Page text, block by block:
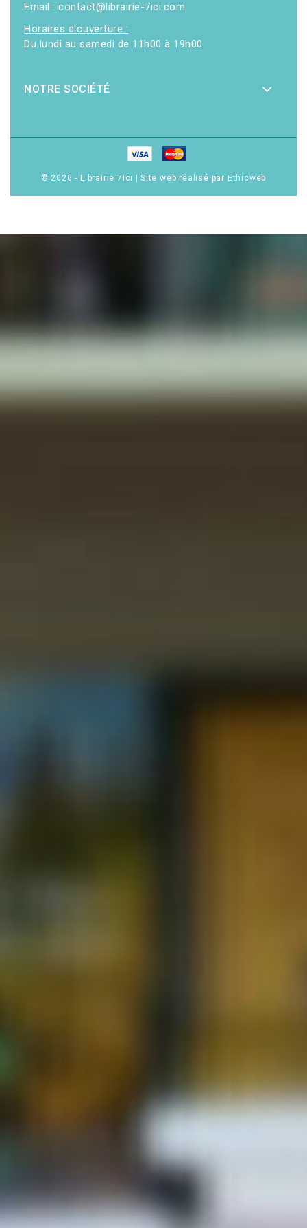
Email : contact@librairie-7ici.com
Horaires d'ouverture :
Du lundi au samedi de 11h00 à 19h00
NOTRE SOCIÉTÉ
© 2026 - Librairie 7ici Site web réalisé par Ethicweb